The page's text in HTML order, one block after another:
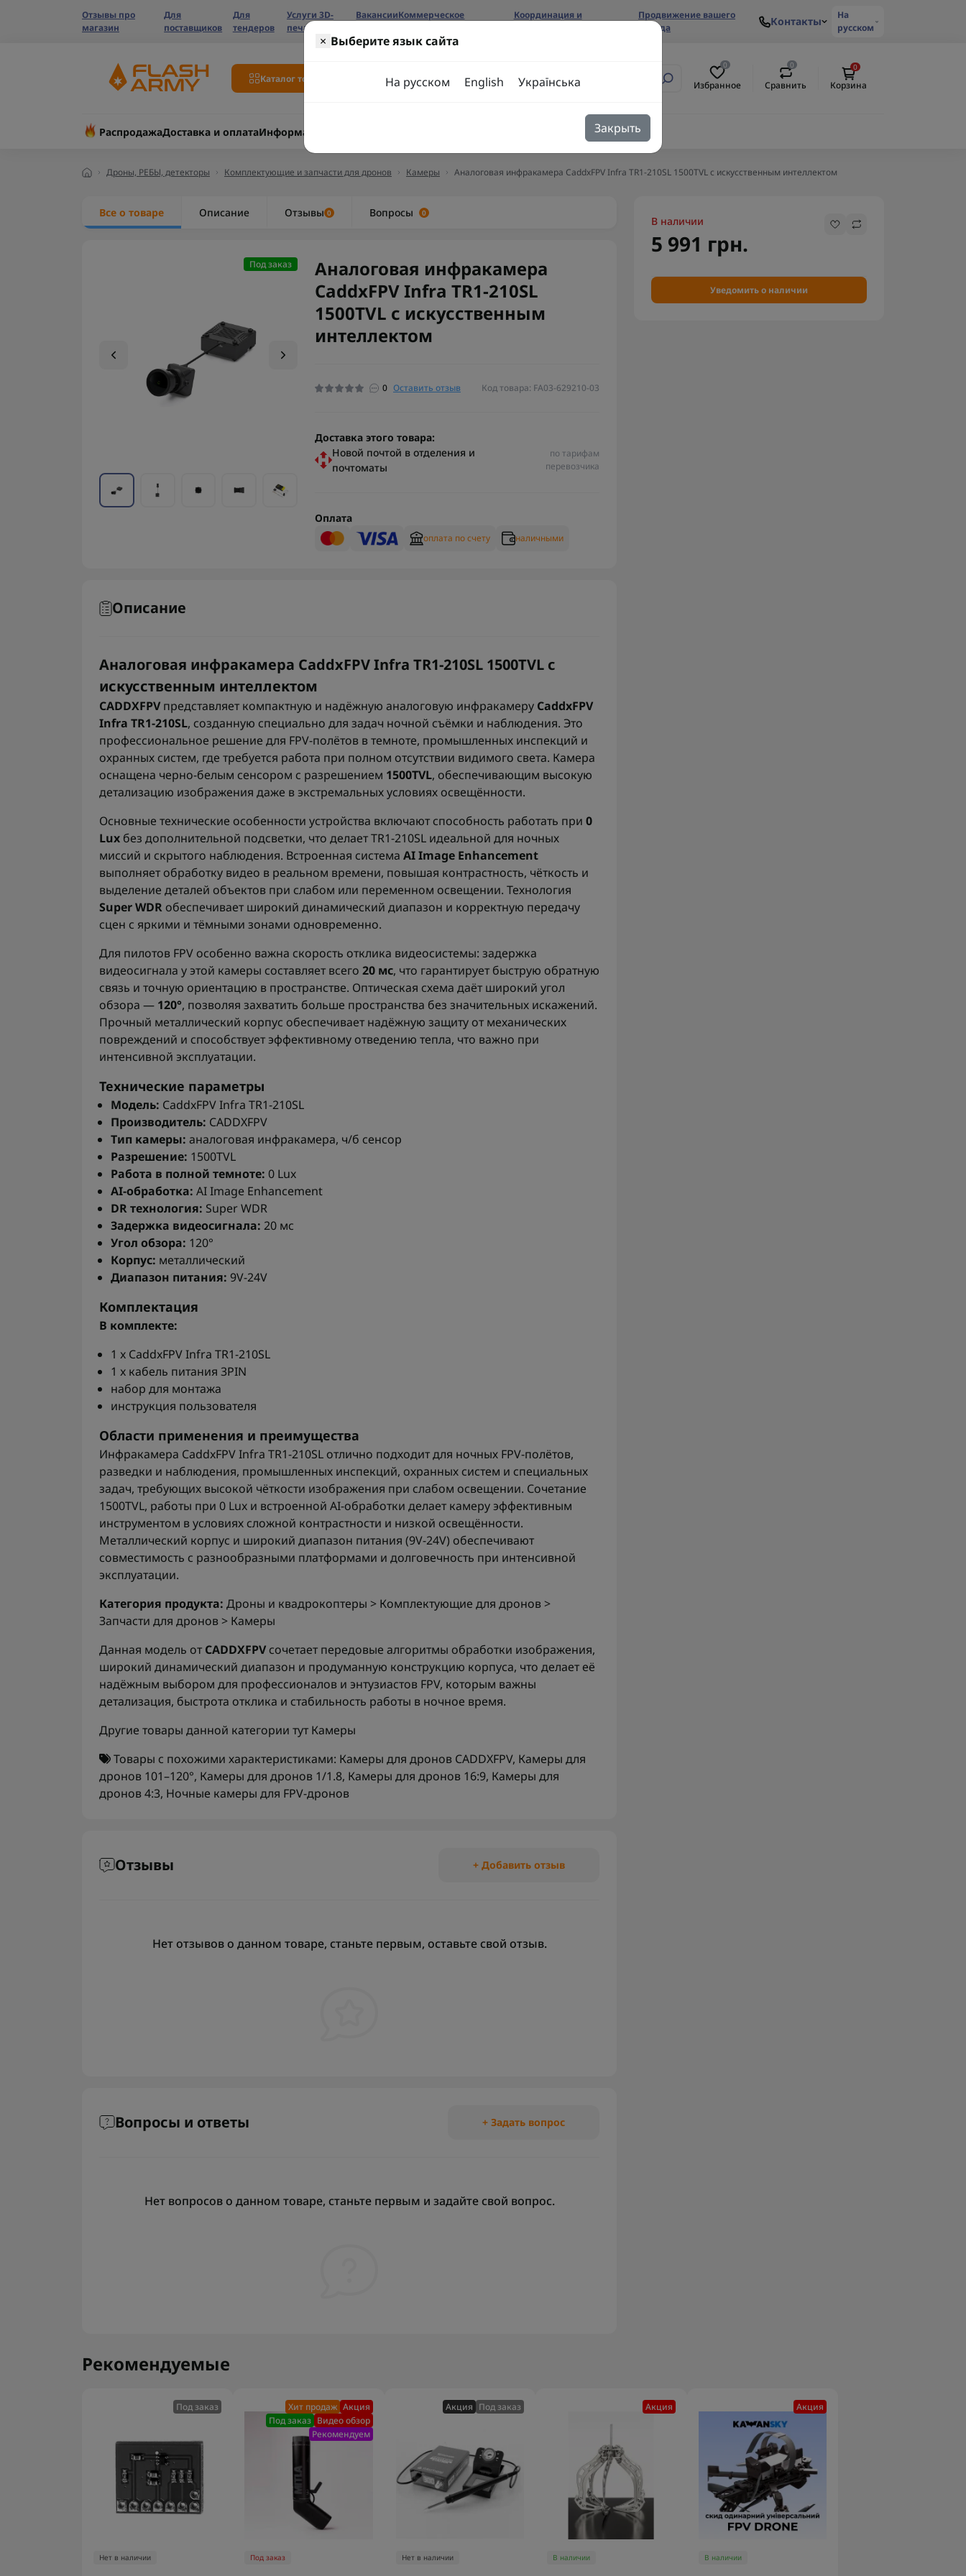
Отзывы про
магазин
Для
поставщиков
Для
тендеров
Услуги 3D-
печати
ВакансииКоммерческое
Координация и
Продвижение вашего
бренда
Контакты
На
русском
Каталог товаров
0
Избранное
0
Сравнить
0
Корзина
РаспродажаДоставка и оплатаИнформация
Дроны, РЕБЫ, детекторы Комплектующие и запчасти для дронов Камеры Аналоговая инфракамера CaddxFPV Infra TR1-210SL 1500TVL с искусственным интеллектом
× Выберите язык сайта
На русском English Українська
Закрыть
Все о товаре Описание Отзывы 0 Вопросы 0
Под заказ
Аналоговая инфракамера
CaddxFPV Infra TR1-210SL
1500TVL с искусственным
интеллектом
0 Оставить отзыв Код товара: FA03-629210-03
В наличии
5 991 грн.
Уведомить о наличии
Доставка этого товара:
Новой почтой в отделения и
почтоматы
по тарифам
перевозчика
Оплата
оплата по счету наличными
Описание
Аналоговая инфракамера CaddxFPV Infra TR1-210SL 1500TVL с
искусственным интеллектом
CADDXFPV представляет компактную и надёжную аналоговую инфракамеру CaddxFPV
Infra TR1-210SL, созданную специально для задач ночной съёмки и наблюдения. Это
профессиональное решение для FPV-полётов в темноте, промышленных инспекций и
охранных систем, где требуется работа при полном отсутствии видимого света. Камера
оснащена черно-белым сенсором с разрешением 1500TVL, обеспечивающим высокую
детализацию изображения даже в экстремальных условиях освещённости.
Основные технические особенности устройства включают способность работать при 0
Lux без дополнительной подсветки, что делает TR1-210SL идеальной для ночных
миссий и скрытого наблюдения. Встроенная система AI Image Enhancement
выполняет обработку видео в реальном времени, повышая контрастность, чёткость и
выделение деталей объектов при слабом или переменном освещении. Технология
Super WDRобеспечивает широкий динамический диапазон и корректную передачу
сцен с яркими и тёмными зонами одновременно.
Для пилотов FPV особенно важна скорость отклика видеосистемы: задержка
видеосигнала у этой камеры составляет всего 20 мс, что гарантирует быструю обратную
связь и точную ориентацию в пространстве. Оптическая схема даёт широкий угол
обзора — 120°, позволяя захватить больше пространства без значительных искажений.
Прочный металлический корпус обеспечивает надёжную защиту от механических
повреждений и способствует эффективному отведению тепла, что важно при
интенсивной эксплуатации.
Технические параметры
Модель: CaddxFPV Infra TR1-210SL
Производитель: CADDXFPV
Тип камеры: аналоговая инфракамера, ч/б сенсор
Разрешение: 1500TVL
Работа в полной темноте: 0 Lux
AI-обработка: AI Image Enhancement
DR технология: Super WDR
Задержка видеосигнала: 20 мс
Угол обзора: 120°
Корпус: металлический
Диапазон питания: 9V-24V
Комплектация
В комплекте:
1 x CaddxFPV Infra TR1-210SL
1 x кабель питания 3PIN
набор для монтажа
инструкция пользователя
Области применения и преимущества
Инфракамера CaddxFPV Infra TR1-210SL отлично подходит для ночных FPV-полётов,
разведки и наблюдения, промышленных инспекций, охранных систем и специальных
задач, требующих высокой чёткости изображения при слабом освещении. Сочетание
1500TVL, работы при 0 Lux и встроенной AI-обработки делает камеру эффективным
инструментом в условиях сложной контрастности и низкой освещённости.
Металлический корпус и широкий диапазон питания (9V-24V) обеспечивают
совместимость с разнообразными платформами и долговечность при интенсивной
эксплуатации.
Категория продукта: Дроны и квадрокоптеры > Комплектующие для дронов >
Запчасти для дронов > Камеры
Данная модель от CADDXFPVсочетает передовые алгоритмы обработки изображения,
широкий динамический диапазон и продуманную конструкцию корпуса, что делает её
надёжным выбором для профессионалов и энтузиастов FPV, которым важны
детализация, быстрота отклика и стабильность работы в ночное время.
Другие товары данной категории тут Камеры
Товары с похожими характеристиками: Камеры для дронов CADDXFPV, Камеры для
дронов 101–120°, Камеры для дронов 1/1.8, Камеры для дронов 16:9, Камеры для
дронов 4:3, Ночные камеры для FPV-дронов
Отзывы + Добавить отзыв
Нет отзывов о данном товаре, станьте первым, оставьте свой отзыв.
Вопросы и ответы + Задать вопрос
Нет вопросов о данном товаре, станьте первым и задайте свой вопрос.
Рекомендуемые
Под заказ
Нет в наличии
Хит продаж Акция
Под заказ Видео обзор
Рекомендуем
Под заказ
Акция Под заказ
Нет в наличии
Акция
В наличии
Акция
В наличии